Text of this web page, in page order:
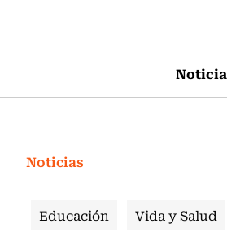
Noticias
Educación Vida y Salud